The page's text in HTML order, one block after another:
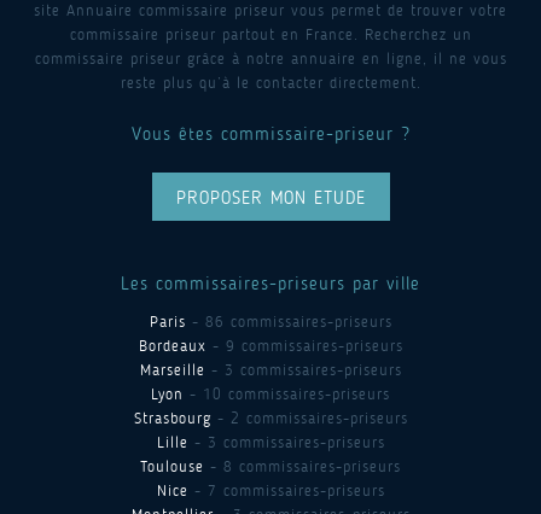
site Annuaire commissaire priseur vous permet de trouver votre
commissaire priseur partout en France. Recherchez un
commissaire priseur grâce à notre annuaire en ligne, il ne vous
reste plus qu’à le contacter directement.
Vous êtes commissaire-priseur ?
PROPOSER MON ETUDE
Les commissaires-priseurs par ville
Paris - 86 commissaires-priseurs
Bordeaux - 9 commissaires-priseurs
Marseille - 3 commissaires-priseurs
Lyon - 10 commissaires-priseurs
Strasbourg - 2 commissaires-priseurs
Lille - 3 commissaires-priseurs
Toulouse - 8 commissaires-priseurs
Nice - 7 commissaires-priseurs